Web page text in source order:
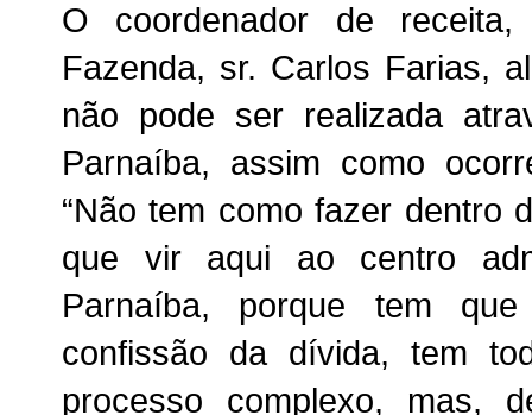
O coordenador de
Fazenda, sr. Carlos Farias,
não pode ser realizada
Parnaíba, assim como
“Não tem como fazer dentro
que vir aqui ao centro
Parnaíba, porque tem
confissão da dívida, tem
processo complexo, mas,